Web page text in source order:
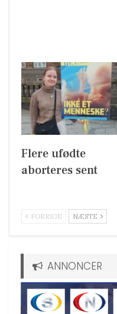
Flere ufødte
aborteres sent
FORRIGE NÆSTE
ANNONCER